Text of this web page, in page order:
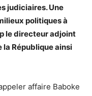
judiciaires. Une
politiques à
le directeur adjoint
République ainsi
affaire Baboke